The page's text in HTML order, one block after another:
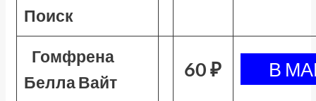
Поиск
Гомфрена
Белла Вайт
60 ₽